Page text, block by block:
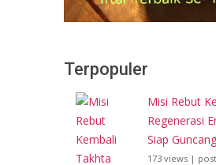
Terpopuler
Misi Rebut
Regenerasi
Siap
173 views |